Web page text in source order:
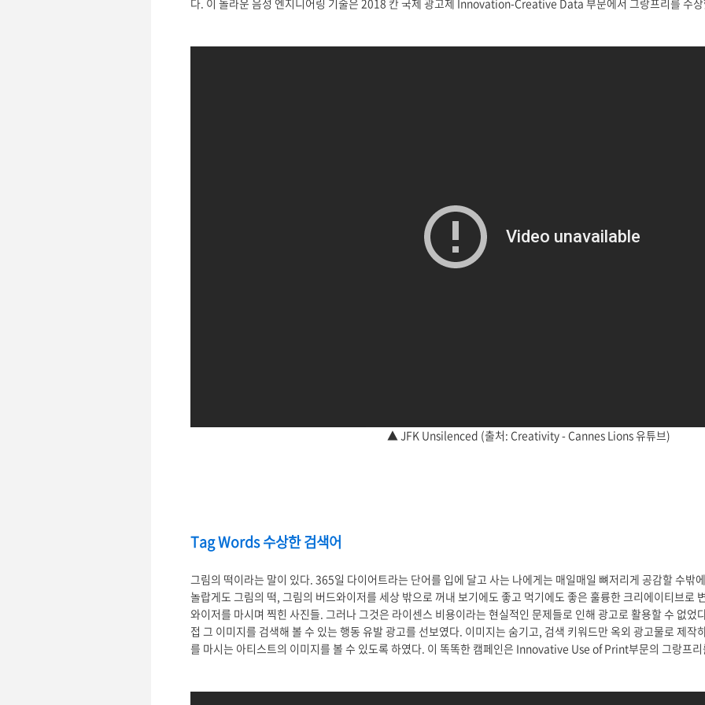
▲ JFK Unsilenced (출처: Creativity - Cannes Lions 유튜브)
Tag Words 수상한 검색어
그림의 떡이라는 말이 있다. 365일 다이어트라는 단어를 입에 달고 사는 나에게는 매일매일 뼈저리게 공감할 수밖
놀랍게도 그림의 떡, 그림의 버드와이저를 세상 밖으로 꺼내 보기에도 좋고 먹기에도 좋은 훌륭한 크리에이티브로
와이저를 마시며 찍힌 사진들. 그러나 그것은 라이센스 비용이라는 현실적인 문제들로 인해 광고로 활용할 수 없었
접 그 이미지를 검색해 볼 수 있는 행동 유발 광고를 선보였다. 이미지는 숨기고, 검색 키워드만 옥외 광고물로 제작
를 마시는 아티스트의 이미지를 볼 수 있도록 하였다. 이 똑똑한 캠페인은 Innovative Use of Print부문의 그랑프